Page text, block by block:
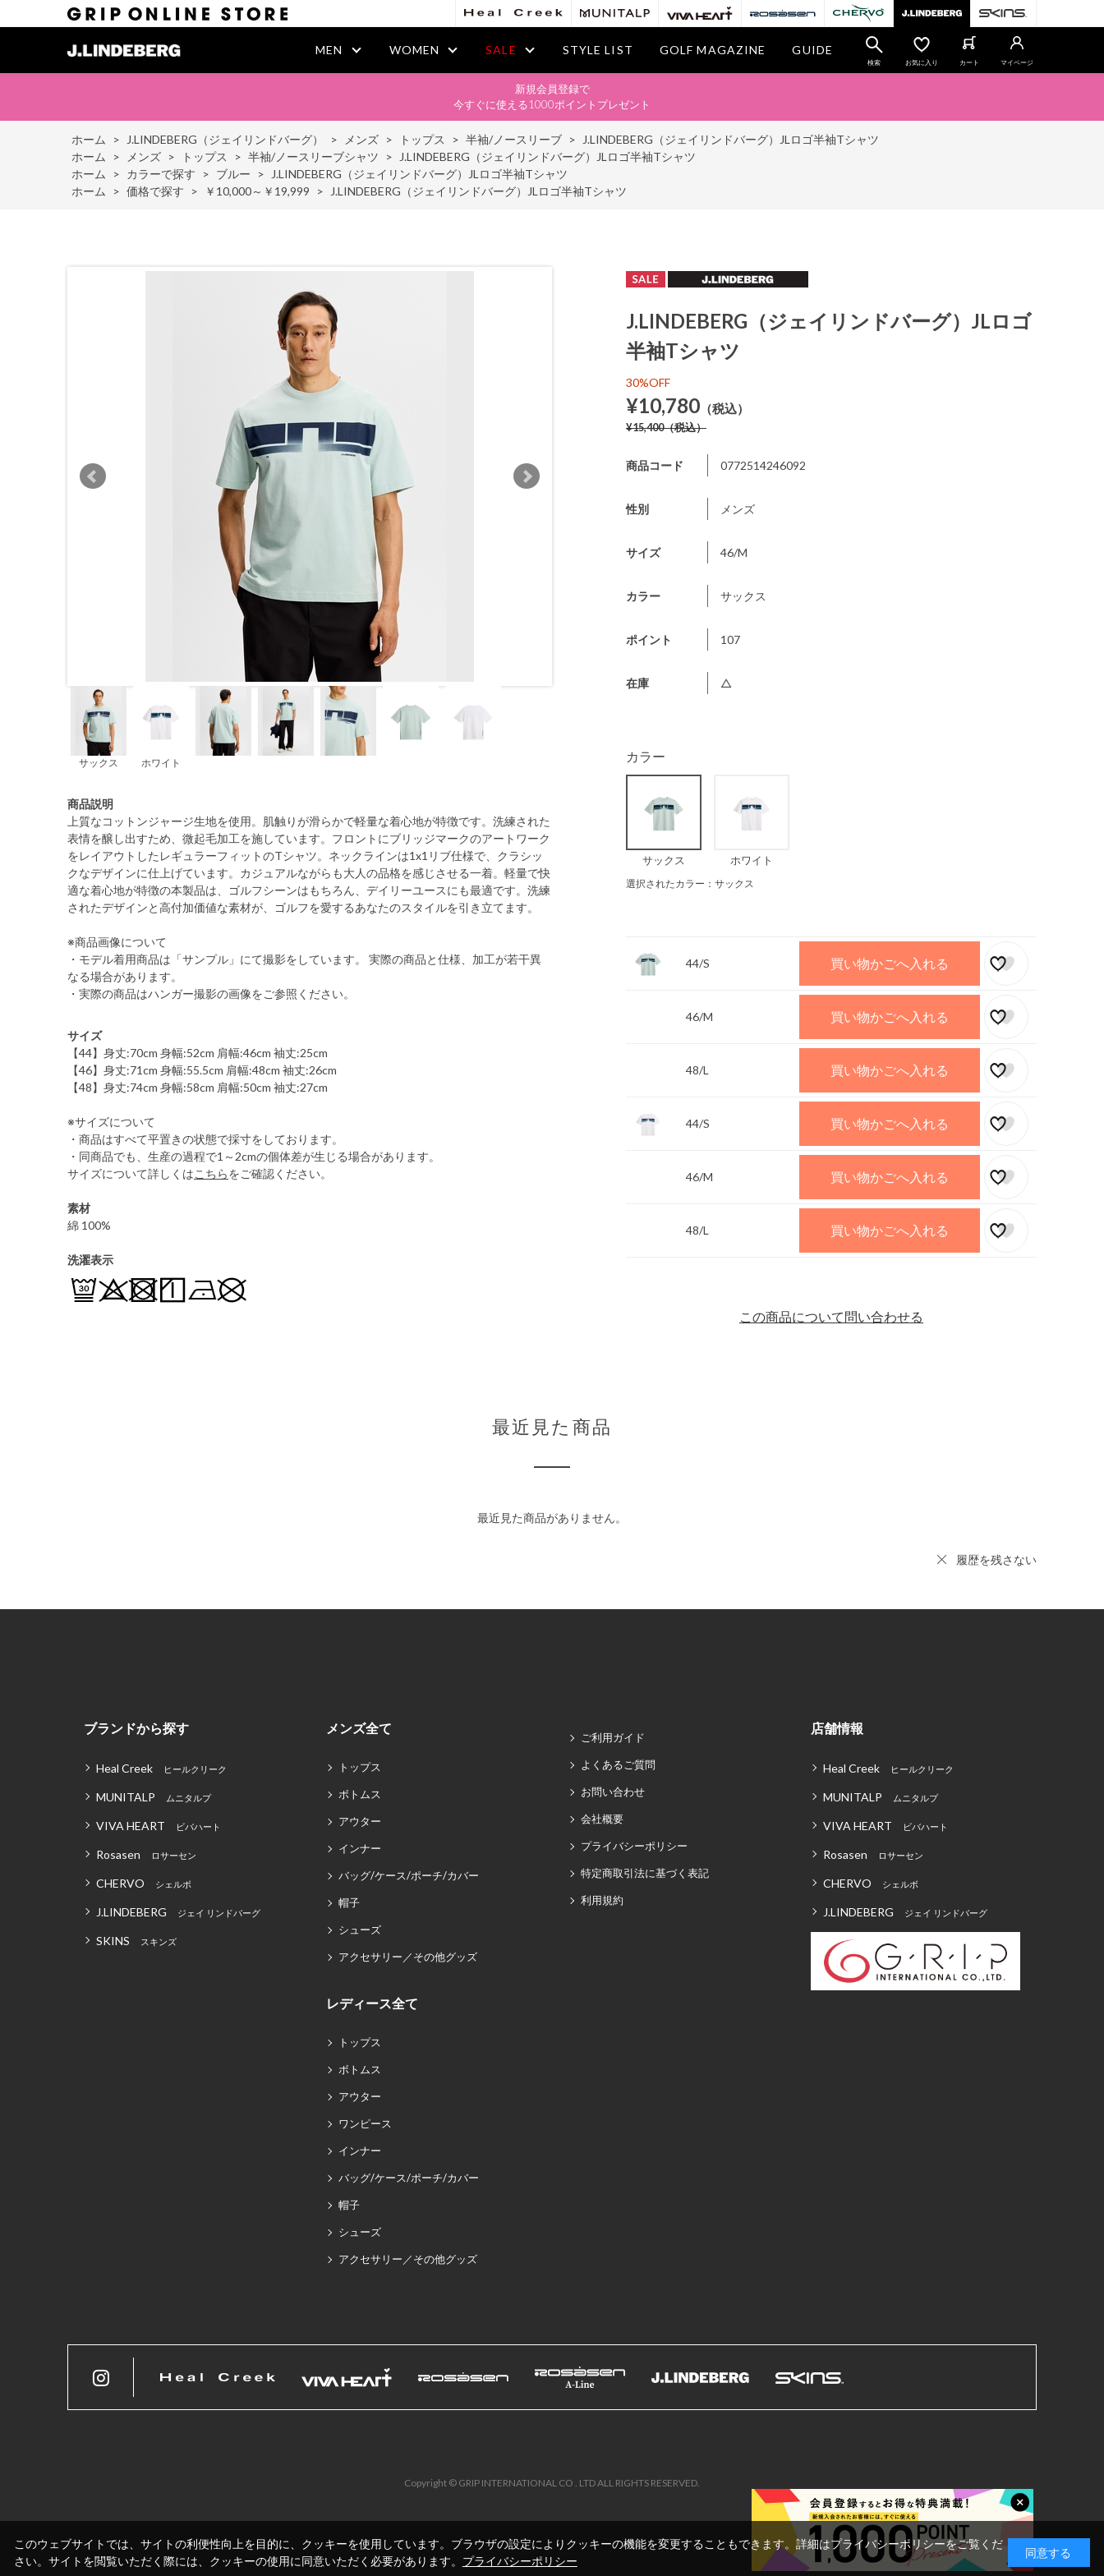
MEN WOMEN SALE STYLE LIST GOLF MAGAZINE GUIDE
検索 お気に入り カート マイページ
新規会員登録で
今すぐに使える1000ポイントプレゼント
ホーム > J.LINDEBERG（ジェイリンドバーグ） > メンズ > トップス > 半袖/ノースリーブ >
J.LINDEBERG（ジェイリンドバーグ）JLロゴ半袖Tシャツ
ホーム
> メンズ > トップス > 半袖/ノースリーブシャツ >
J.LINDEBERG（ジェイリンドバーグ）JLロゴ半袖Tシャツ
ホーム
> カラーで探す > ブルー >
J.LINDEBERG（ジェイリンドバーグ）JLロゴ半袖Tシャツ
ホーム
> 価格で探す > ￥10,000～￥19,999 > J.LINDEBERG（ジェイリンドバーグ）JLロゴ半袖Tシャツ
サックス ホワイト
商品説明
上質なコットンジャージ生地を使用。肌触りが滑らかで軽量な着心地が特徴です。洗練された
表情を醸し出すため、微起毛加工を施しています。フロントにブリッジマークのアートワーク
をレイアウトしたレギュラーフィットのTシャツ。ネックラインは1x1リブ仕様で、クラシッ
クなデザインに仕上げています。カジュアルながらも大人の品格を感じさせる一着。軽量で快
適な着心地が特徴の本製品は、ゴルフシーンはもちろん、デイリーユースにも最適です。洗練
されたデザインと高付加価値な素材が、ゴルフを愛するあなたのスタイルを引き立てます。
※商品画像について
・モデル着用商品は「サンプル」にて撮影をしています。 実際の商品と仕様、加工が若干異
なる場合があります。
・実際の商品はハンガー撮影の画像をご参照ください。
サイズ
【44】身丈:70cm 身幅:52cm 肩幅:46cm 袖丈:25cm
【46】身丈:71cm 身幅:55.5cm 肩幅:48cm 袖丈:26cm
【48】身丈:74cm 身幅:58cm 肩幅:50cm 袖丈:27cm
※サイズについて
・商品はすべて平置きの状態で採寸をしております。
・同商品でも、生産の過程で1～2cmの個体差が生じる場合があります。
サイズについて詳しくはこちらをご確認ください。
素材
綿 100%
洗濯表示
J.LINDEBERG（ジェイリンドバーグ）JLロゴ
半袖Tシャツ
30%OFF
¥10,780 （税込）
¥15,400（税込）
商品コード 0772514246092
性別 メンズ
サイズ 46/M
カラー サックス
ポイント 107
在庫 △
カラー
サックス ホワイト
選択されたカラー：サックス
44/S 買い物かごへ入れる
46/M 買い物かごへ入れる
48/L 買い物かごへ入れる
44/S 買い物かごへ入れる
46/M 買い物かごへ入れる
48/L 買い物かごへ入れる
この商品について問い合わせる
最近見た商品
最近見た商品がありません。
履歴を残さない
ブランドから探す
Heal Creek ヒールクリーク
MUNITALP ムニタルプ
VIVA HEART ビバハート
Rosasen ロサーセン
CHERVO シェルボ
J.LINDEBERG ジェイ リンドバーグ
SKINS スキンズ
メンズ全て
トップス
ボトムス
アウター
インナー
バッグ/ケース/ポーチ/カバー
帽子
シューズ
アクセサリー／その他グッズ
レディース全て
トップス
ボトムス
アウター
ワンピース
インナー
バッグ/ケース/ポーチ/カバー
帽子
シューズ
アクセサリー／その他グッズ
ご利用ガイド
よくあるご質問
お問い合わせ
会社概要
プライバシーポリシー
特定商取引法に基づく表記
利用規約
店舗情報
Heal Creek ヒールクリーク
MUNITALP ムニタルプ
VIVA HEART ビバハート
Rosasen ロサーセン
CHERVO シェルボ
J.LINDEBERG ジェイ リンドバーグ
Copyright © GRIP INTERNATIONAL CO . LTD ALL RIGHTS RESERVED.
このウェブサイトでは、サイトの利便性向上を目的に、クッキーを使用しています。ブラウザの設定によりクッキーの機能を変更することもできます。詳細はプライバシーポリシーをご覧くだ
さい。サイトを閲覧いただく際には、クッキーの使用に同意いただく必要があります。 プライバシーポリシー
同意する